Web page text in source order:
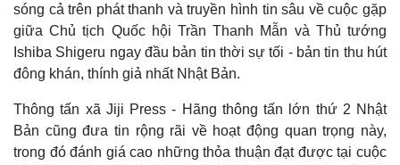
sóng cả trên phát thanh và truyền hình tin sâu về cuộc gặp
giữa Chủ tịch Quốc hội Trần Thanh Mẫn và Thủ tướng
Ishiba Shigeru ngay đầu bản tin thời sự tối - bản tin thu hút
đông khán, thính giả nhất Nhật Bản.
Thông tấn xã Jiji Press - Hãng thông tấn lớn thứ 2 Nhật
Bản cũng đưa tin rộng rãi về hoạt động quan trọng này,
trong đó đánh giá cao những thỏa thuận đạt được tại cuộc